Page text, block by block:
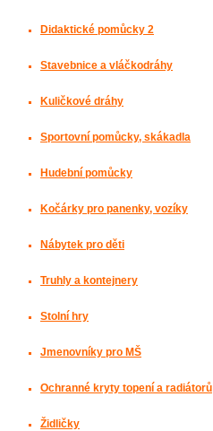
Didaktické pomůcky 2
Stavebnice a vláčkodráhy
Kuličkové dráhy
Sportovní pomůcky, skákadla
Hudební pomůcky
Kočárky pro panenky, vozíky
Nábytek pro děti
Truhly a kontejnery
Stolní hry
Jmenovníky pro MŠ
Ochranné kryty topení a radiátorů
Židličky